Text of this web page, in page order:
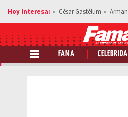
César Gastélum
FAMA